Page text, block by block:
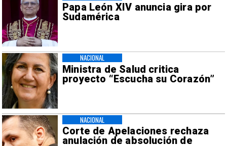
Papa León XIV anuncia gira por
Sudamérica
Ministra de Salud critica
proyecto “Escucha su Corazón”
NACIONAL
Corte de Apelaciones rechaza
anulación de absolución de
NACIONAL